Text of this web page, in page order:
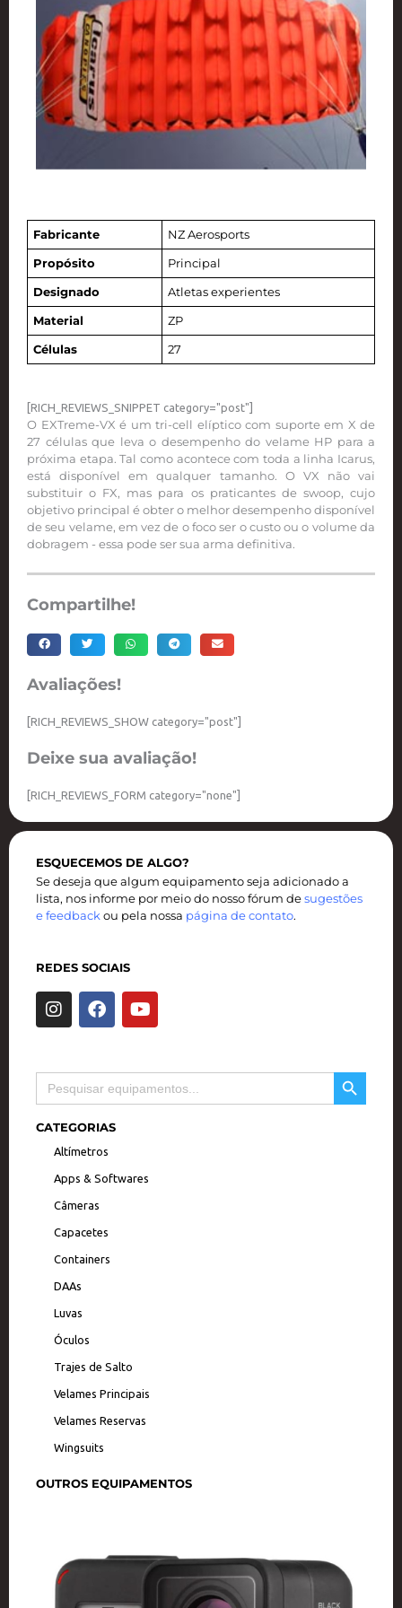
Fabricante NZ Aerosports
Propósito Principal
Designado Atletas experientes
Material ZP
Células 27
[RICH_REVIEWS_SNIPPET category="post"]
O EXTreme-VX é um tri-cell elíptico com suporte em X de
27 células que leva o desempenho do velame HP para a
próxima etapa. Tal como acontece com toda a linha Icarus,
está disponível em qualquer tamanho. O VX não vai
substituir o FX, mas para os praticantes de swoop, cujo
objetivo principal é obter o melhor desempenho disponível
de seu velame, em vez de o foco ser o custo ou o volume da
dobragem - essa pode ser sua arma definitiva.
Compartilhe!
Avaliações!
[RICH_REVIEWS_SHOW category="post"]
Deixe sua avaliação!
[RICH_REVIEWS_FORM category="none"]
ESQUECEMOS DE ALGO?
Se deseja que algum equipamento seja adicionado a
lista, nos informe por meio do nosso fórum de sugestões
e feedback ou pela nossa página de contato.
REDES SOCIAIS
I
n
a
g
r
a
m
F
a
b
o
o
k
Y
o
u
b
e
Search
for:
SEARCH BUTTON
CATEGORIAS
Altímetros
Apps & Softwares
Câmeras
Capacetes
Containers
DAAs
Luvas
Óculos
Trajes de Salto
Velames Principais
Velames Reservas
Wingsuits
OUTROS EQUIPAMENTOS